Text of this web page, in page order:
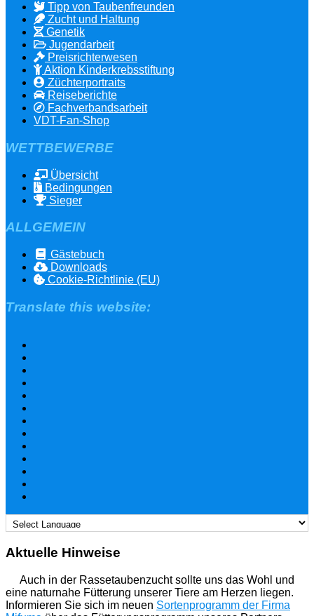
Tipp von Taubenfreunden
Zucht und Haltung
Genetik
Jugendarbeit
Preisrichterwesen
Aktion Kinderkrebsstiftung
Züchterportraits
Reiseberichte
Fachverbandsarbeit
VDT-Fan-Shop
WETTBEWERBE
Übersicht
Bedingungen
Sieger
ALLGEMEIN
Gästebuch
Downloads
Cookie-Richtlinie (EU)
Translate this website:
Aktuelle Hinweise
Auch in der Rassetaubenzucht sollte uns das Wohl und
eine naturnahe Fütterung unserer Tiere am Herzen liegen.
Informieren Sie sich im neuen Sortenprogramm der Firma